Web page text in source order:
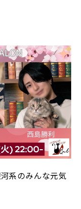
系のみんな元気